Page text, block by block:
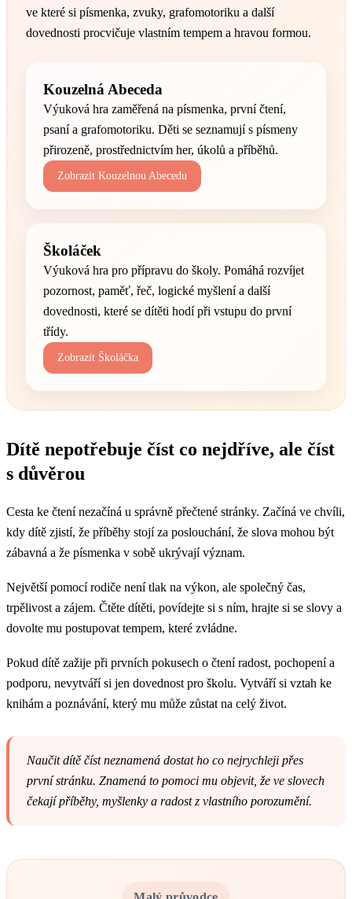
ve které si písmenka, zvuky, grafomotoriku a další
dovednosti procvičuje vlastním tempem a hravou formou.
Kouzelná Abeceda
Výuková hra zaměřená na písmenka, první čtení,
psaní a grafomotoriku. Děti se seznamují s písmeny
přirozeně, prostřednictvím her, úkolů a příběhů.
Zobrazit Kouzelnou Abecedu
Školáček
Výuková hra pro přípravu do školy. Pomáhá rozvíjet
pozornost, paměť, řeč, logické myšlení a další
dovednosti, které se dítěti hodí při vstupu do první
třídy.
Zobrazit Školáčka
Dítě nepotřebuje číst co nejdříve, ale číst
s důvěrou
Cesta ke čtení nezačíná u správně přečtené stránky. Začíná ve chvíli,
kdy dítě zjistí, že příběhy stojí za poslouchání, že slova mohou být
zábavná a že písmenka v sobě ukrývají význam.
Největší pomocí rodiče není tlak na výkon, ale společný čas,
trpělivost a zájem. Čtěte dítěti, povídejte si s ním, hrajte si se slovy a
dovolte mu postupovat tempem, které zvládne.
Pokud dítě zažije při prvních pokusech o čtení radost, pochopení a
podporu, nevytváří si jen dovednost pro školu. Vytváří si vztah ke
knihám a poznávání, který mu může zůstat na celý život.
Naučit dítě číst neznamená dostat ho co nejrychleji přes
první stránku. Znamená to pomoci mu objevit, že ve slovech
čekají příběhy, myšlenky a radost z vlastního porozumění.